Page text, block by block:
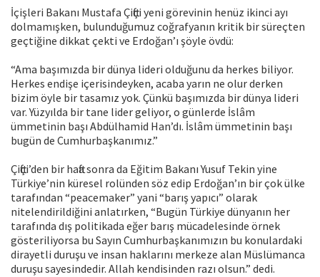
İçişleri Bakanı Mustafa Çiftçi yeni görevinin henüz ikinci ayı
dolmamışken, bulunduğumuz coğrafyanın kritik bir süreçten
geçtiğine dikkat çekti ve Erdoğan’ı şöyle övdü:
“Ama başımızda bir dünya lideri olduğunu da herkes biliyor.
Herkes endişe içerisindeyken, acaba yarın ne olur derken
bizim öyle bir tasamız yok. Çünkü başımızda bir dünya lideri
var. Yüzyılda bir tane lider geliyor, o günlerde İslâm
ümmetinin başı Abdülhamid Han’dı. İslâm ümmetinin başı
bugün de Cumhurbaşkanımız.”
Çiftçi’den bir hafta sonra da Eğitim Bakanı Yusuf Tekin yine
Türkiye’nin küresel rolünden söz edip Erdoğan’ın bir çok ülke
tarafından “peacemaker” yani “barış yapıcı” olarak
nitelendirildiğini anlatırken, “Bugün Türkiye dünyanın her
tarafında dış politikada eğer barış mücadelesinde örnek
gösteriliyorsa bu Sayın Cumhurbaşkanımızın bu konulardaki
dirayetli duruşu ve insan haklarını merkeze alan Müslümanca
duruşu sayesindedir. Allah kendisinden razı olsun.” dedi.